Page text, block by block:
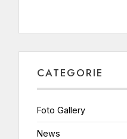
CATEGORIE
Foto Gallery
News